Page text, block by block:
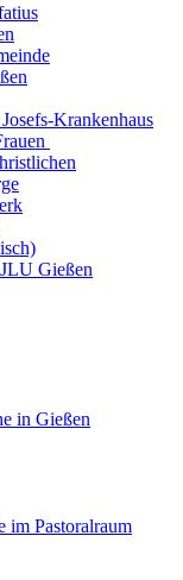
Krankenhaus
Gießen
in Gießen
im Pastoralraum